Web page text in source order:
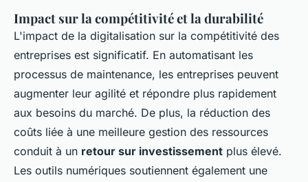
Impact sur la compétitivité et la durabilité
L'impact de la digitalisation sur la compétitivité des
entreprises est significatif. En automatisant les
processus de maintenance, les entreprises peuvent
augmenter leur agilité et répondre plus rapidement
aux besoins du marché. De plus, la réduction des
coûts liée à une meilleure gestion des ressources
conduit à un retour sur investissement plus élevé.
Les outils numériques soutiennent également une